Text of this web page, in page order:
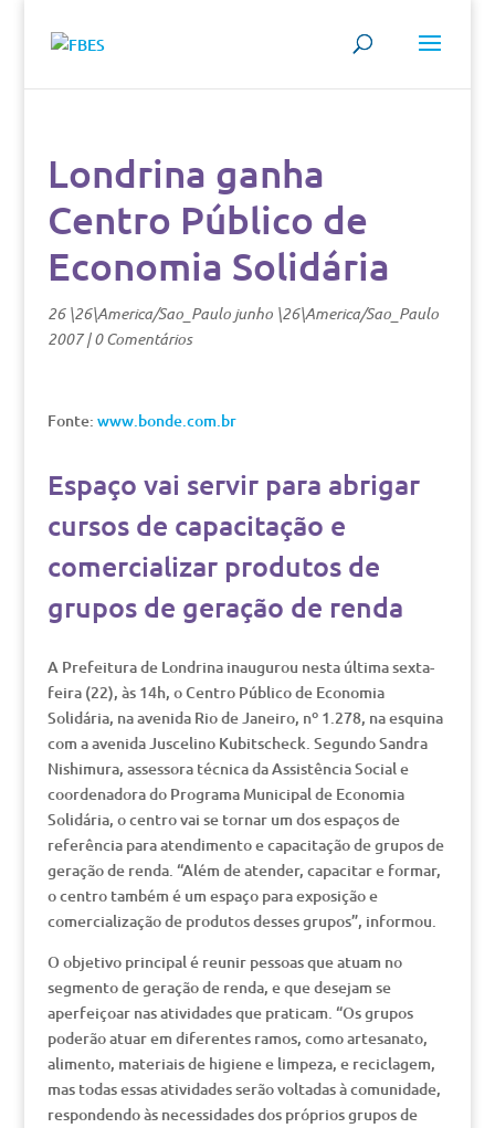
Londrina ganha
Centro Público de
Economia Solidária
26 \26\America/Sao_Paulo junho \26\America/Sao_Paulo
2007|0 Comentários
Fonte: www.bonde.com.br
Espaço vai servir para abrigar
cursos de capacitação e
comercializar produtos de
grupos de geração de renda
A Prefeitura de Londrina inaugurou nesta última sexta-
feira (22), às 14h, o Centro Público de Economia
Solidária, na avenida Rio de Janeiro, nº 1.278, na esquina
com a avenida Juscelino Kubitscheck. Segundo Sandra
Nishimura, assessora técnica da Assistência Social e
coordenadora do Programa Municipal de Economia
Solidária, o centro vai se tornar um dos espaços de
referência para atendimento e capacitação de grupos de
geração de renda. “Além de atender, capacitar e formar,
o centro também é um espaço para exposição e
comercialização de produtos desses grupos”, informou.
O objetivo principal é reunir pessoas que atuam no
segmento de geração de renda, e que desejam se
aperfeiçoar nas atividades que praticam. “Os grupos
poderão atuar em diferentes ramos, como artesanato,
alimento, materiais de higiene e limpeza, e reciclagem,
mas todas essas atividades serão voltadas à comunidade,
respondendo às necessidades dos próprios grupos de